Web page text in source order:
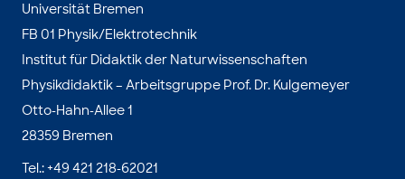
Universität Bremen
FB 01 Physik/Elektrotechnik
Institut für Didaktik der Naturwissenschaften
Physikdidaktik – Arbeitsgruppe Prof. Dr. Kulgemeyer
Otto-Hahn-Allee 1
28359 Bremen
Tel.: +49 421 218-62021